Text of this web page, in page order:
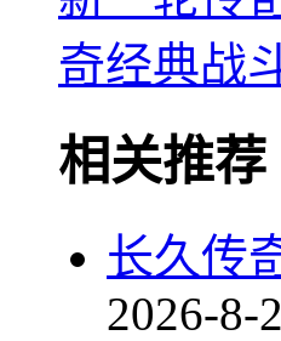
奇经典战
相关推荐
长久传
2026-8-